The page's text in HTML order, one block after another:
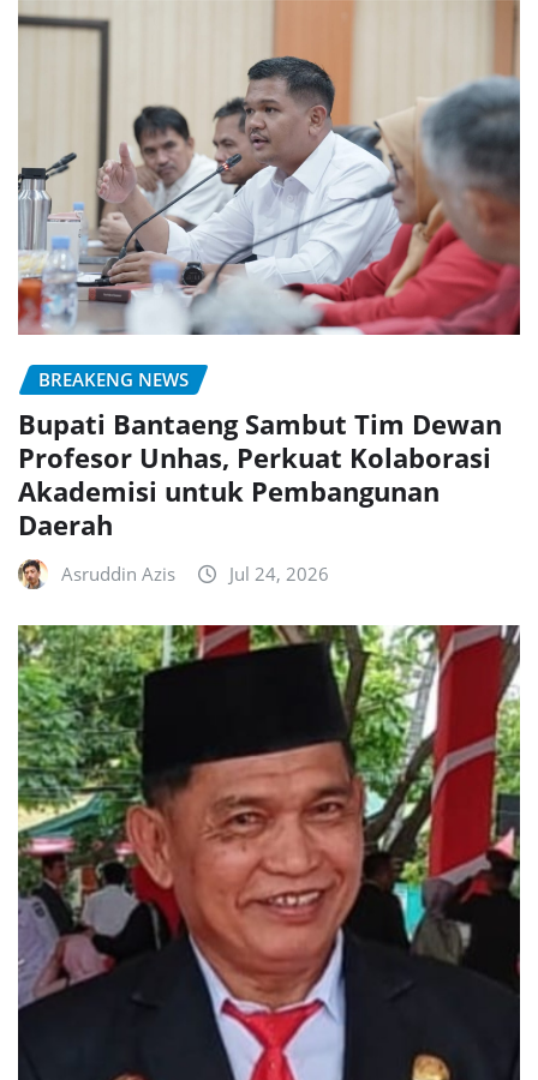
BREAKENG NEWS
Bupati Bantaeng Sambut Tim Dewan
Profesor Unhas, Perkuat Kolaborasi
Akademisi untuk Pembangunan
Daerah
Asruddin Azis Jul 24, 2026